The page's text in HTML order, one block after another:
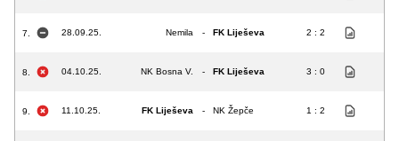
7. 28.09.25. Nemila - FK Liješeva 2 : 2
8. 04.10.25. NK Bosna V. - FK Liješeva 3 : 0
9. 11.10.25. FK Liješeva - NK Žepče 1 : 2